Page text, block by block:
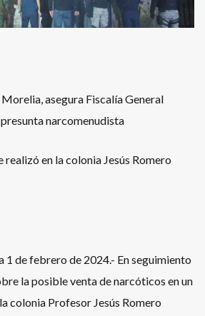
asegura Fiscalía General
narcomenudista
realizó en la colonia Jesús Romero
1 de febrero de 2024.- En seguimiento
la posible venta de narcóticos en un
colonia Profesor Jesús Romero